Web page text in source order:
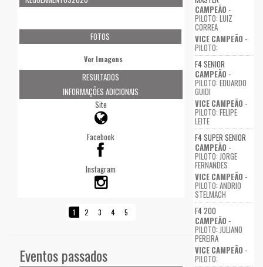
FOTOS
Ver Imagens
RESULTADOS
INFORMAÇÕES ADICIONAIS
Site
Facebook
Instagram
1 2 3 4 5
Eventos passados
CAMPEÃO -
PILOTO: LUIZ
CORREA
VICE CAMPEÃO -
PILOTO:
F4 SENIOR
CAMPEÃO -
PILOTO: EDUARDO
GUIDI
VICE CAMPEÃO -
PILOTO: FELIPE
LEITE
F4 SUPER SENIOR
CAMPEÃO -
PILOTO: JORGE
FERNANDES
VICE CAMPEÃO -
PILOTO: ANDRIO
STELMACH
F4 200
CAMPEÃO -
PILOTO: JULIANO
PEREIRA
VICE CAMPEÃO -
PILOTO: